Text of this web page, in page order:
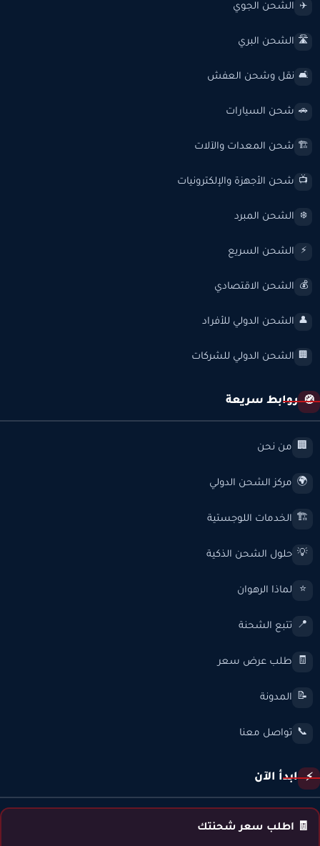
✈️ الشحن الجوي
🛣️ الشحن البري
🛋️ نقل وشحن العفش
🚗 شحن السيارات
🏗️ شحن المعدات والآلات
📺 شحن الأجهزة والإلكترونيات
❄️ الشحن المبرد
⚡ الشحن السريع
💰 الشحن الاقتصادي
👤 الشحن الدولي للأفراد
🏢 الشحن الدولي للشركات
🧭 روابط سريعة
🏢 من نحن
🌍 مركز الشحن الدولي
🏗️ الخدمات اللوجستية
💡 حلول الشحن الذكية
⭐ لماذا الرهوان
📍 تتبع الشحنة
🧾 طلب عرض سعر
📝 المدونة
📞 تواصل معنا
⚡ ابدأ الآن
🧾 اطلب سعر شحنتك